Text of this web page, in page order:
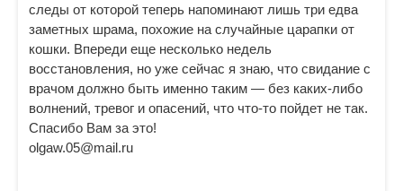
следы от которой теперь напоминают лишь три едва
заметных шрама, похожие на случайные царапки от
кошки. Впереди еще несколько недель
восстановления, но уже сейчас я знаю, что свидание с
врачом должно быть именно таким — без каких-либо
волнений, тревог и опасений, что что-то пойдет не так.
Спасибо Вам за это!
olgaw.05@mail.ru